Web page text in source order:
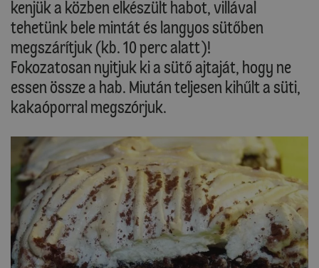
kenjük a közben elkészült habot, villával
tehetünk bele mintát és langyos sütőben
megszárítjuk (kb. 10 perc alatt)!
Fokozatosan nyitjuk ki a sütő ajtaját, hogy ne
essen össze a hab. Miután teljesen kihűlt a süti,
kakaóporral megszórjuk.